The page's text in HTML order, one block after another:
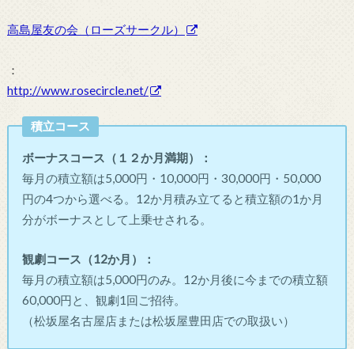
高島屋友の会（ローズサークル）
：
http://www.rosecircle.net/
積立コース
ボーナスコース（１２か月満期）：
毎月の積立額は5,000円・10,000円・30,000円・50,000
円の4つから選べる。12か月積み立てると積立額の1か月
分がボーナスとして上乗せされる。
観劇コース（12か月）：
毎月の積立額は5,000円のみ。12か月後に今までの積立額
60,000円と、観劇1回ご招待。
（松坂屋名古屋店または松坂屋豊田店での取扱い）